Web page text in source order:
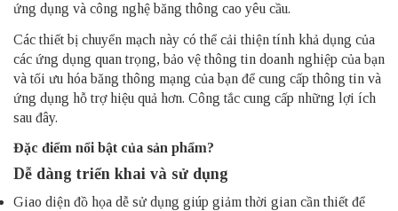
ứng dụng và công nghệ băng thông cao yêu cầu.
Các thiết bị chuyển mạch này có thể cải thiện tính khả dụng của
các ứng dụng quan trọng, bảo vệ thông tin doanh nghiệp của bạn
và tối ưu hóa băng thông mạng của bạn để cung cấp thông tin và
ứng dụng hỗ trợ hiệu quả hơn. Công tắc cung cấp những lợi ích
sau đây.
Đặc điểm nổi bật của sản phẩm?
Dễ dàng triển khai và sử dụng
Giao diện đồ họa dễ sử dụng giúp giảm thời gian cần thiết để